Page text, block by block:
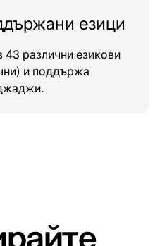
езици
43 различни езикови
и поддържа